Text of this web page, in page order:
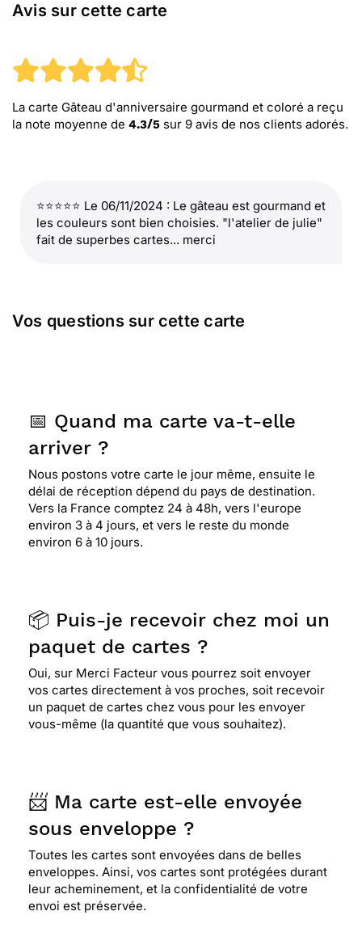
Avis sur cette carte
La carte Gâteau d'anniversaire gourmand et coloré a reçu
la note moyenne de 4.3/5 sur 9 avis de nos clients adorés.
⭐⭐⭐⭐⭐ Le 06/11/2024 : Le gâteau est gourmand et
les couleurs sont bien choisies. "l'atelier de julie"
fait de superbes cartes... merci
Vos questions sur cette carte
📅 Quand ma carte va-t-elle
arriver ?
Nous postons votre carte le jour même, ensuite le
délai de réception dépend du pays de destination.
Vers la France comptez 24 à 48h, vers l'europe
environ 3 à 4 jours, et vers le reste du monde
environ 6 à 10 jours.
📦 Puis-je recevoir chez moi un
paquet de cartes ?
Oui, sur Merci Facteur vous pourrez soit envoyer
vos cartes directement à vos proches, soit recevoir
un paquet de cartes chez vous pour les envoyer
vous-même (la quantité que vous souhaitez).
📨 Ma carte est-elle envoyée
sous enveloppe ?
Toutes les cartes sont envoyées dans de belles
enveloppes. Ainsi, vos cartes sont protégées durant
leur acheminement, et la confidentialité de votre
envoi est préservée.